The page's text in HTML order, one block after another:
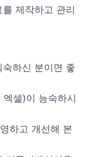
제작하고 관리
하신 분이면 좋
셀)이 능숙하시
하고 개선해 본